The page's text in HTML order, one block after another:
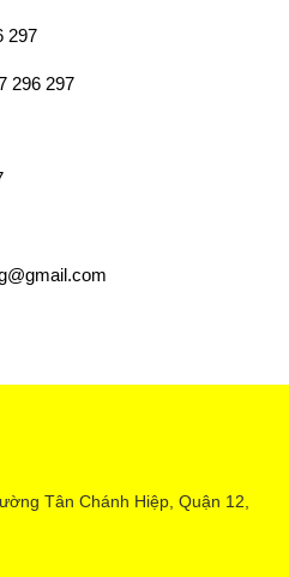
297
296 297
Tân Chánh Hiệp, Quận 12,